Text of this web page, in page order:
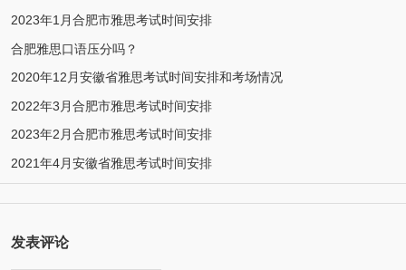
2023年1月合肥市雅思考试时间安排
合肥雅思口语压分吗？
2020年12月安徽省雅思考试时间安排和考场情况
2022年3月合肥市雅思考试时间安排
2023年2月合肥市雅思考试时间安排
2021年4月安徽省雅思考试时间安排
发表评论